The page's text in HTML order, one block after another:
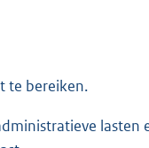
te bereiken.
lasten